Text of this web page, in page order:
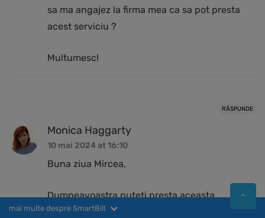
mai multe despre SmartBill
sa ma angajez la firma mea ca sa pot presta
acest serviciu ?
Multumesc!
RĂSPUNDE
Monica Haggarty
10 mai 2024 at 16:10
Buna ziua Mircea,
Dumneavoastra puteti presta aceasta
activitate in calitate de administrator, fara a fi